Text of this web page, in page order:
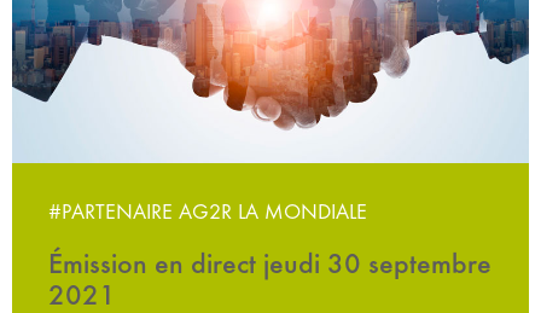
#PARTENAIRE AG2R LA MONDIALE
Émission en direct jeudi 30 septembre
2021